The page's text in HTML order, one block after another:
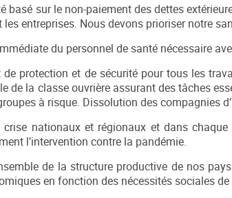
basé sur le non-paiement des dettes
les entreprises. Nous devons prioriser notre
du personnel de santé nécessaire
de protection et de sécurité pour tous les
de la classe ouvrière assurant des tâches
à risque. Dissolution des compagnies
nationaux et régionaux et dans
l’intervention contre la pandémie.
de la structure productive de nos
en fonction des nécessités sociales